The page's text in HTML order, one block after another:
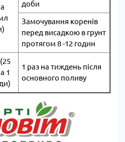
доби
Замочування коренів
перед висадкою в грунт
протягом 8 -12 годин
1
1 раз на тиждень після
основного поливу